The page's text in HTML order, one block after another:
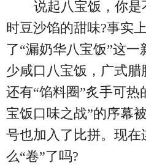
说起八宝饭，你
时豆沙馅的甜味?事实
了“漏奶华八宝饭”这
少咸口八宝饭，广式腊
还有“馅料圈”炙手可热
宝饭口味之战”的序幕
号也加入了比拼。现在
么“卷”了吗?